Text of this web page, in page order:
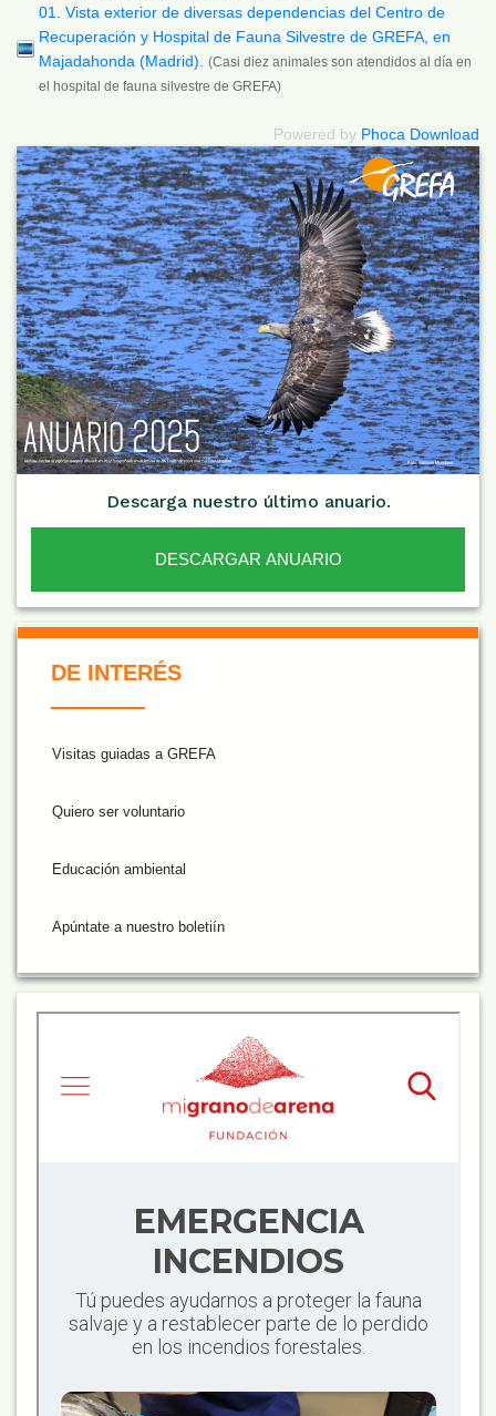
01. Vista exterior de diversas dependencias del Centro de
Recuperación y Hospital de Fauna Silvestre de GREFA, en
Majadahonda (Madrid).
(Casi diez animales son atendidos al día en
el hospital de fauna silvestre de GREFA)
Powered by Phoca Download
Descarga nuestro último anuario.
DESCARGAR ANUARIO
De Interés NARANJA
DE INTERÉS
Visitas guiadas a GREFA
Quiero ser voluntario
Educación ambiental
Apúntate a nuestro boletiín